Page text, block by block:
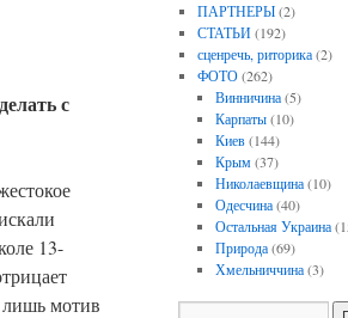
с
13-
лишь мотив
ПАРТНЕРЫ(2)
СТАТЬИ(192)
сценречь, риторика(2)
ФОТО(262)
Винничина(5)
Карпаты(10)
Киев(144)
Крым(37)
Николаевщина(10)
Одесчина(40)
Остальная Украина
Природа(69)
Хмельниччина(3)